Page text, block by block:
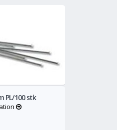
Mere
PL/100 stk